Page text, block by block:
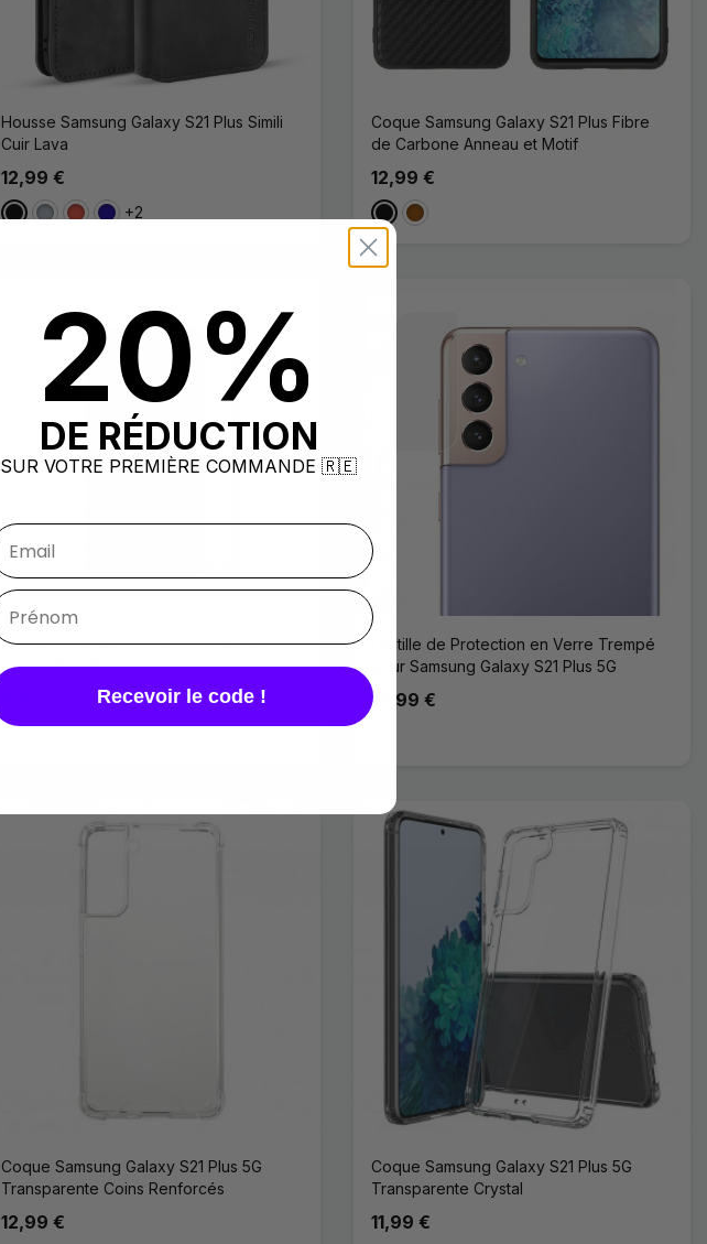
Housse Samsung Galaxy S21 Plus Simili
Cuir Lava
12,99 €
NoirGris RougeBleu Foncé
+2
Coque Samsung Galaxy S21 Plus Fibre
de Carbone Anneau et Motif
12,99 €
NoirMarron
Film de protection écran pour Samsung
Galaxy S21 Plus 5G
Lentille de Protection en Verre Trempé
pour Samsung Galaxy S21 Plus 5G
10,99 €
Coque Samsung Galaxy S21 Plus 5G
Transparente Coins Renforcés
12,99 €
Coque Samsung Galaxy S21 Plus 5G
Transparente Crystal
11,99 €
20%
DE RÉDUCTION
SUR VOTRE PREMIÈRE COMMANDE 🇷🇪
Recevoir le code !